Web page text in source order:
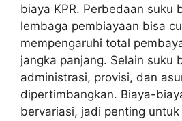
biaya KPR. Perbedaan suku
lembaga pembiayaan bisa
mempengaruhi total
jangka panjang. Selain suku
administrasi, provisi, dan
dipertimbangkan. Biaya-
bervariasi, jadi penting untuk